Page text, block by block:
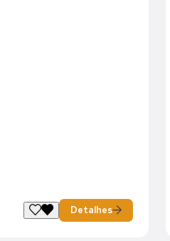
Detalhes